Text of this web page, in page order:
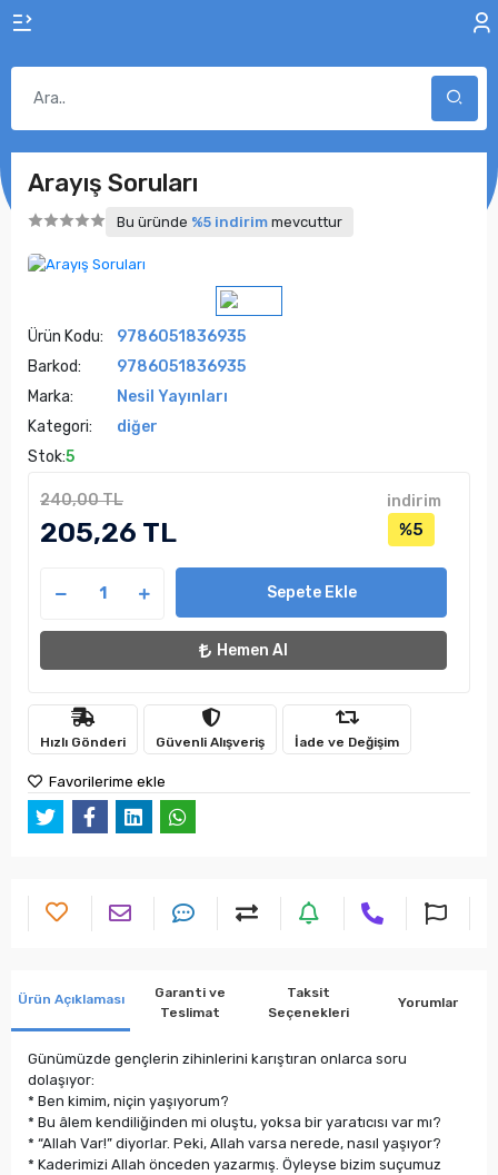
Arayış Soruları
Bu üründe %5 indirim mevcuttur
Ürün Kodu:
9786051836935
Barkod:
9786051836935
Marka:
Nesil Yayınları
Kategori:
diğer
Stok:5
240,00 TL
205,26 TL
indirim
%5
Sepete Ekle
Hemen Al
Hızlı Gönderi Güvenli Alışveriş İade ve Değişim
Favorilerime ekle
Ürün Açıklaması
Garanti ve
Teslimat
Taksit
Seçenekleri
Yorumlar
Günümüzde gençlerin zihinlerini karıştıran onlarca soru
dolaşıyor:
* Ben kimim, niçin yaşıyorum?
* Bu âlem kendiliğinden mi oluştu, yoksa bir yaratıcısı var mı?
* “Allah Var!” diyorlar. Peki, Allah varsa nerede, nasıl yaşıyor?
* Kaderimizi Allah önceden yazarmış. Öyleyse bizim suçumuz